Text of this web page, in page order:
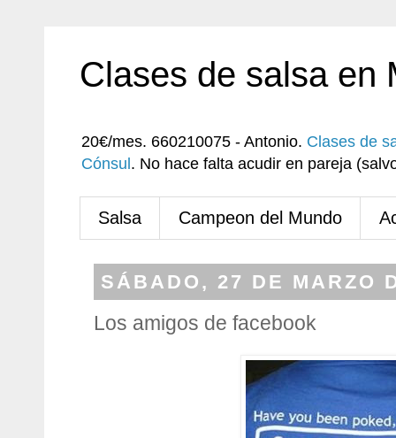
Clases de salsa en
20€/mes. 660210075 - Antonio. Clases de
Cónsul . No hace falta acudir en pareja
Salsa Campeon del Mundo
SÁBADO, 27 DE MARZO
Los amigos de facebook